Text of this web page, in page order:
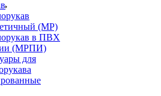
(МР)
в ПВХ
(МРПИ)
для